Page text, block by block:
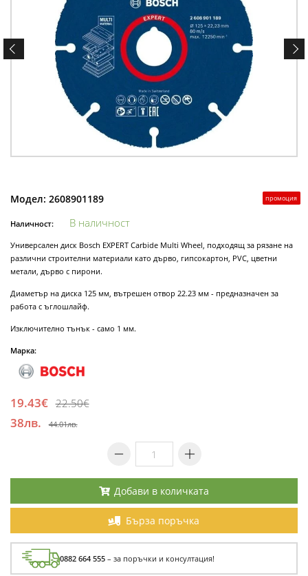
промоция
Модел: 2608901189
Наличност: В наличност
Универсален диск Bosch EXPERT Carbide Multi Wheel, подходящ за рязане на
различни строителни материали като дърво, гипсокартон, PVC, цветни
метали, дърво с пирони.
Диаметър на диска 125 мм, вътрешен отвор 22.23 мм - предназначен за
работа с ъглошлайф.
Изключително тънък - само 1 мм.
Марка:
19.43€ 22.50€
38лв. 44.01лв.
Добави в количката
Бърза поръчка
0882 664 555 – за поръчки и консултация!